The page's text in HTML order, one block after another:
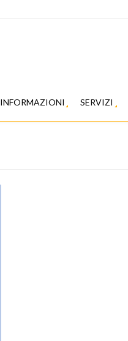
INFORMAZIONI SERVIZI